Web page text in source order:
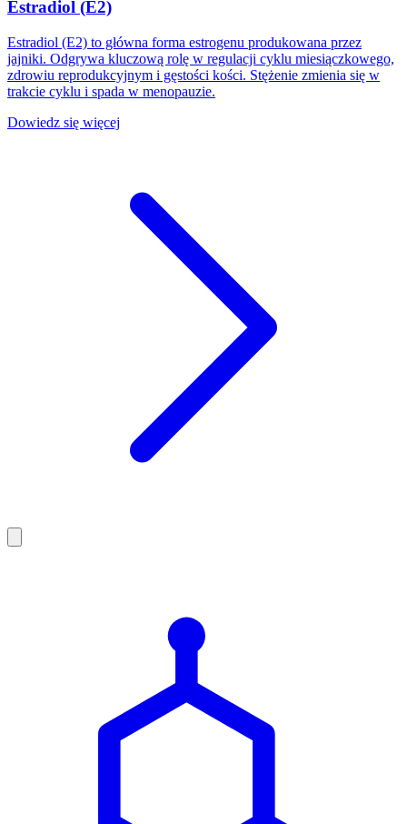
Estradiol (E2)
Estradiol (E2) to główna forma estrogenu produkowana przez
jajniki. Odgrywa kluczową rolę w regulacji cyklu miesiączkowego,
zdrowiu reprodukcyjnym i gęstości kości. Stężenie zmienia się w
trakcie cyklu i spada w menopauzie.
Dowiedz się więcej